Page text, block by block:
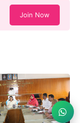
Join Now